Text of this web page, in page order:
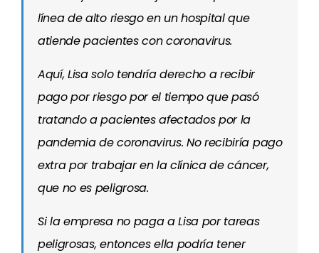
línea de alto riesgo en un hospital que
atiende pacientes con coronavirus.
Aquí, Lisa solo tendría derecho a recibir
pago por riesgo por el tiempo que pasó
tratando a pacientes afectados por la
pandemia de coronavirus. No recibiría pago
extra por trabajar en la clínica de cáncer,
que no es peligrosa.
Si la empresa no paga a Lisa por tareas
peligrosas, entonces ella podría tener